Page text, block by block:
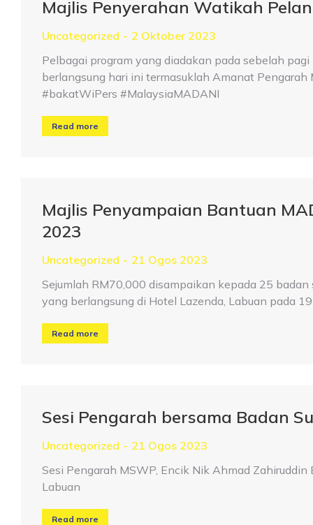
Majlis Penyerahan Watikah
Uncategorized
2 Oktober 2023
Pelbagai program yang diadakan pada sebelah
berlangsung hari ini termasuklah Amanat
#bakatWiPers #MalaysiaMADANI
Read more
Majlis Penyampaian Bantuan
2023
Uncategorized
21 Ogos 2023
Sejumlah RM70,000 disampaikan kepada 25
yang berlangsung di Hotel Lazenda, Labuan pada
Read more
Sesi Pengarah bersama Badan
Uncategorized
21 Ogos 2023
Sesi Pengarah MSWP, Encik Nik Ahmad
Labuan
Read more